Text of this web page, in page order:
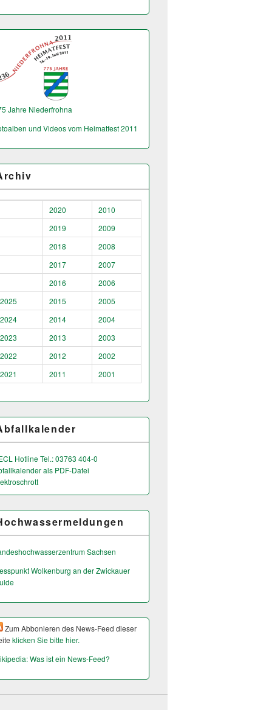
Jahre Niederfrohna
und Videos vom Heimatfest 2011
2020
2010
2019
2009
2018
2008
2017
2007
2016
2006
2025
2015
2005
2024
2014
2004
2023
2013
2003
2022
2012
2002
2021
2011 2001
Hotline Tel.: 03763 404-0
als PDF-Datei
Sachsen
Wolkenburg an der Zwickauer
Zum Abbonieren des News-Feed dieser
klicken Sie bitte hier.
Was ist ein News-Feed?